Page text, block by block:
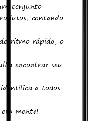
conjunto
contando
ritmo rápido, o
encontrar seu
a todos
mente!